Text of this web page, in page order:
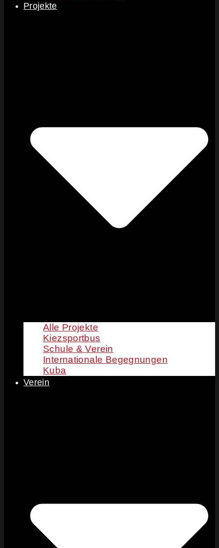
Projekte
Alle Projekte
Kiezsportbus
Schule & Verein
Internationale Begegnungen
Kuba
Verein